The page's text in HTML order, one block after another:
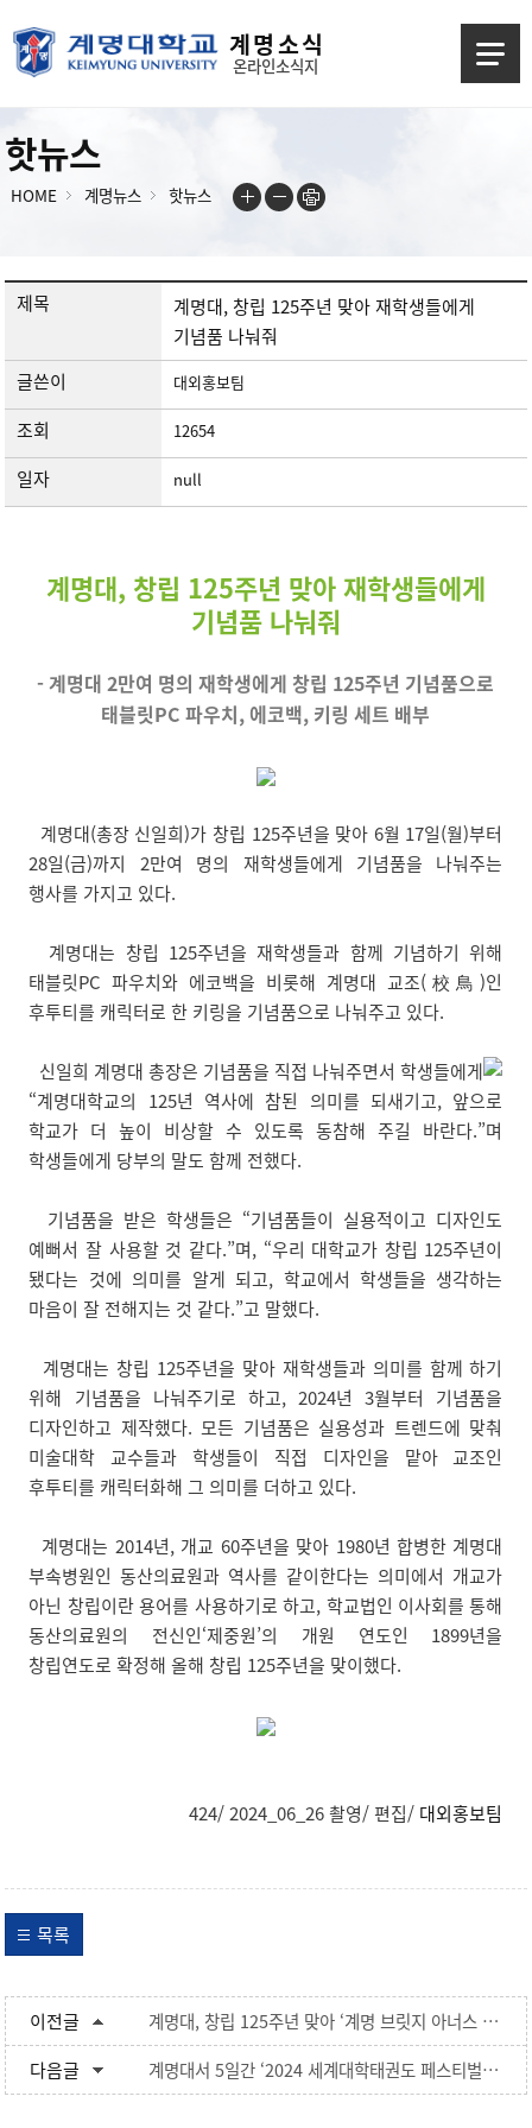
계 명 소 식
온라인소식지
핫뉴스
HOME 계명뉴스 핫뉴스
제목
계명대, 창립 125주년 맞아 재학생들에게
기념품 나눠줘
글쓴이
대외홍보팀
조회 12654
일자 null
계명대, 창립 125주년 맞아 재학생들에게
기념품 나눠줘
- 계명대 2만여 명의 재학생에게 창립 125주년 기념품으로
태블릿PC 파우치, 에코백, 키링 세트 배부
계명대(총장 신일희)가 창립 125주년을 맞아 6월 17일(월)부터
28일(금)까지 2만여 명의 재학생들에게 기념품을 나눠주는
행사를 가지고 있다.
계명대는 창립 125주년을 재학생들과 함께 기념하기 위해
태블릿PC 파우치와 에코백을 비롯해 계명대 교조(校鳥)인
후투티를 캐릭터로 한 키링을 기념품으로 나눠주고 있다.
신일희 계명대 총장은 기념품을 직접 나눠주면서 학생들에게
“계명대학교의 125년 역사에 참된 의미를 되새기고, 앞으로
학교가 더 높이 비상할 수 있도록 동참해 주길 바란다.”며
학생들에게 당부의 말도 함께 전했다.
기념품을 받은 학생들은 “기념품들이 실용적이고 디자인도
예뻐서 잘 사용할 것 같다.”며, “우리 대학교가 창립 125주년이
됐다는 것에 의미를 알게 되고, 학교에서 학생들을 생각하는
마음이 잘 전해지는 것 같다.”고 말했다.
계명대는 창립 125주년을 맞아 재학생들과 의미를 함께 하기
위해 기념품을 나눠주기로 하고, 2024년 3월부터 기념품을
디자인하고 제작했다. 모든 기념품은 실용성과 트렌드에 맞춰
미술대학 교수들과 학생들이 직접 디자인을 맡아 교조인
후투티를 캐릭터화해 그 의미를 더하고 있다.
계명대는 2014년, 개교 60주년을 맞아 1980년 합병한 계명대
부속병원인 동산의료원과 역사를 같이한다는 의미에서 개교가
아닌 창립이란 용어를 사용하기로 하고, 학교법인 이사회를 통해
동산의료원의 전신인‘제중원’의 개원 연도인 1899년을
창립연도로 확정해 올해 창립 125주년을 맞이했다.
424/ 2024_06_26 촬영/ 편집/ 대외홍보팀
목록
이전글
계명대, 창립 125주년 맞아 ‘계명 브릿지 아너스 클럽’ 위촉식 가져
다음글
계명대서 5일간 ‘2024 세계대학태권도 페스티벌’ 열려